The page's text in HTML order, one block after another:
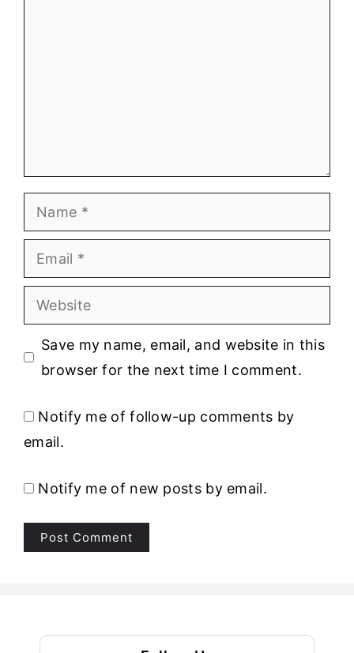
Name
Email
Website
Save my name, email, and website in this
browser for the next time I comment.
Notify me of follow-up comments by
email.
Notify me of new posts by email.